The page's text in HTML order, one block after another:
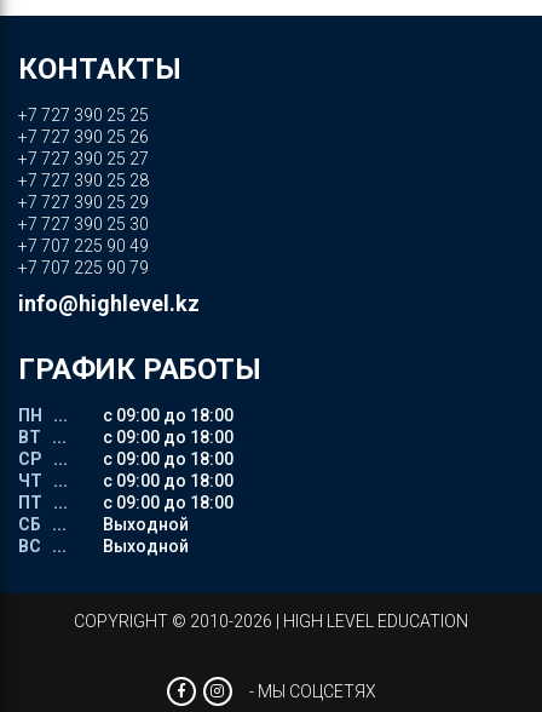
КОНТАКТЫ
+7 727 390 25 25
+7 727 390 25 26
+7 727 390 25 27
+7 727 390 25 28
+7 727 390 25 29
+7 727 390 25 30
+7 707 225 90 49
+7 707 225 90 79
info@highlevel.kz
ГРАФИК РАБОТЫ
ПН ...
с 09:00 до 18:00
ВТ ...
с 09:00 до 18:00
СР ...
с 09:00 до 18:00
ЧТ ...
с 09:00 до 18:00
ПТ ...
с 09:00 до 18:00
СБ ...
Выходной
ВС ...
Выходной
СOPYRIGHT © 2010-2026 | HIGH LEVEL EDUCATION
- МЫ СОЦСЕТЯХ